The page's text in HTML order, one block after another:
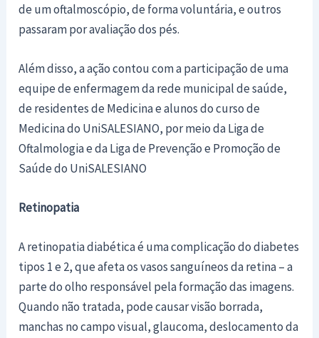
de um oftalmoscópio, de forma voluntária, e outros
passaram por avaliação dos pés.
Além disso, a ação contou com a participação de uma
equipe de enfermagem da rede municipal de saúde,
de residentes de Medicina e alunos do curso de
Medicina do UniSALESIANO, por meio da Liga de
Oftalmologia e da Liga de Prevenção e Promoção de
Saúde do UniSALESIANO
Retinopatia
A retinopatia diabética é uma complicação do diabetes
tipos 1 e 2, que afeta os vasos sanguíneos da retina – a
parte do olho responsável pela formação das imagens.
Quando não tratada, pode causar visão borrada,
manchas no campo visual, glaucoma, deslocamento da